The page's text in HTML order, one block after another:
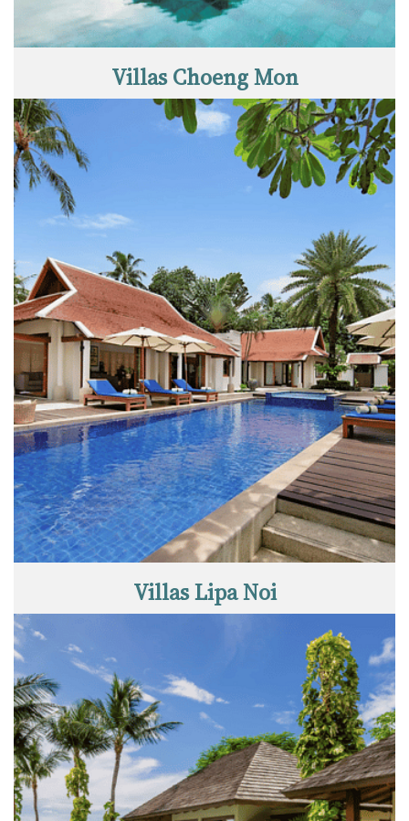
Villas Choeng Mon
Villas Lipa Noi